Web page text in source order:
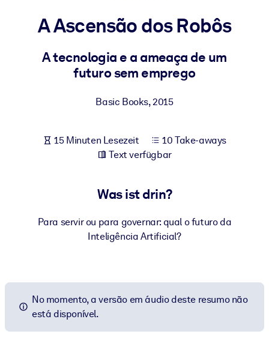
Bauen Sie eine gesunde und resiliente Belegschaft auf.
NACH SYSTEM
Integrieren Sie kompaktes, verifiziertes Wissen in Ihr LMS/LXP für
Für Unternehmensbibliotheken
Bereichern Sie Ihre Unternehmensbibliothek mit
Ihrer KI-Systeme zu optimieren.
A Ascensão dos Robôs
A tecnologia e a ameaça de um
futuro sem emprego
Basic Books,2015
15 Minuten Lesezeit
10 Take-aways
Text verfügbar
Was ist drin?
Para servir ou para governar: qual o futuro da
Inteligência Artificial?
No momento, a versão em áudio deste resumo não
está disponível.